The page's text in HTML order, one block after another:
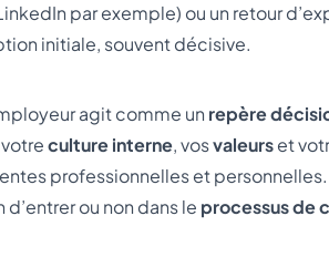
par exemple) ou un retour
initiale, souvent décisive.
agit comme un repère
votreculture interne, vosvaleurset
professionnelles et
ou non dans le processus de